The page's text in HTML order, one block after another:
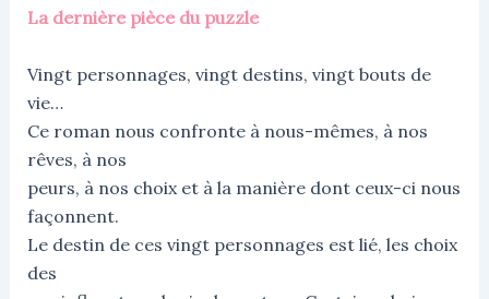
La dernière pièce du puzzle
Vingt personnages, vingt destins, vingt bouts de
vie…
Ce roman nous confronte à nous-mêmes, à nos
rêves, à nos
peurs, à nos choix et à la manière dont ceux-ci nous
façonnent.
Le destin de ces vingt personnages est lié, les choix
des